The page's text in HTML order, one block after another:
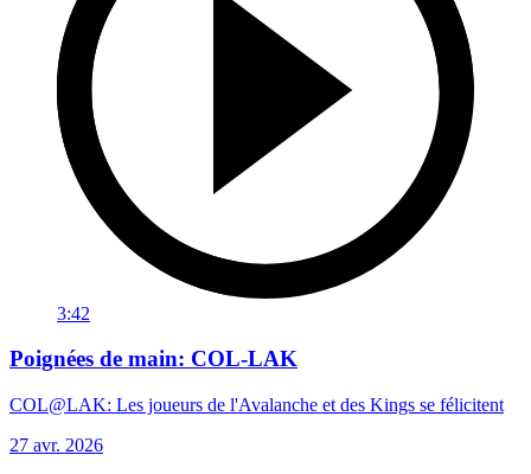
3:42
Poignées de main: COL-LAK
COL@LAK: Les joueurs de l'Avalanche et des Kings se félicitent
27 avr. 2026